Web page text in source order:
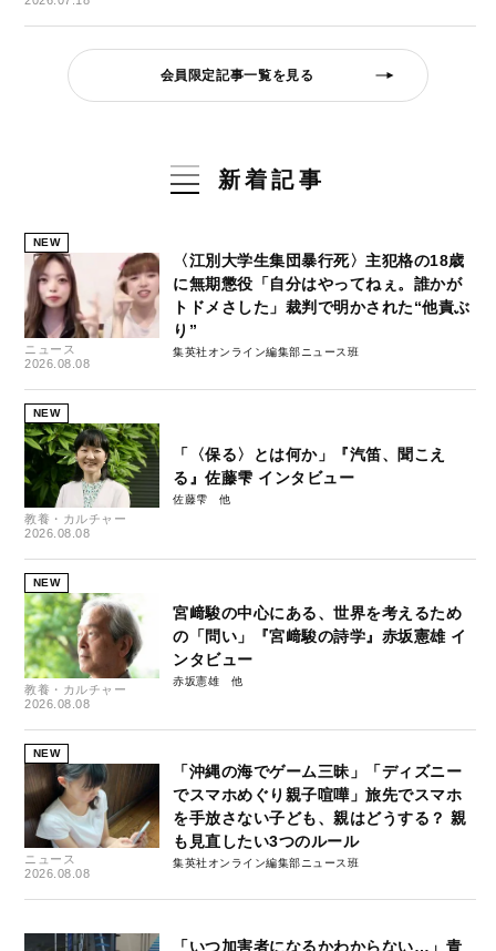
会員限定記事一覧を見る
新着記事
NEW
ニュース
2026.08.08
〈江別大学生集団暴行死〉主犯格の18歳
に無期懲役「自分はやってねぇ。誰かが
トドメさした」裁判で明かされた“他責ぶ
り”
集英社オンライン編集部ニュース班
NEW
教養・カルチャー
2026.08.08
「〈保る〉とは何か」『汽笛、聞こえ
る』佐藤雫 インタビュー
佐藤雫
NEW
教養・カルチャー
2026.08.08
宮﨑駿の中心にある、世界を考えるため
の「問い」『宮﨑駿の詩学』赤坂憲雄 イ
ンタビュー
赤坂憲雄
NEW
ニュース
2026.08.08
「沖縄の海でゲーム三昧」「ディズニー
でスマホめぐり親子喧嘩」旅先でスマホ
を手放さない子ども、親はどうする？ 親
も見直したい3つのルール
集英社オンライン編集部ニュース班
「いつ加害者になるかわからない…」青